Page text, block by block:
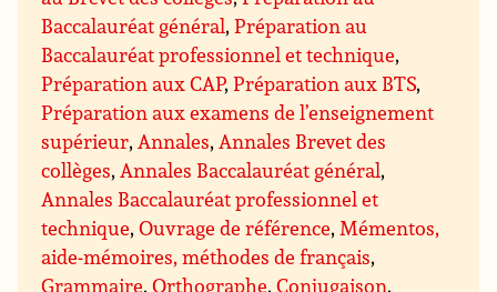
Baccalauréat général,Préparation au
Baccalauréat professionnel et technique,
Préparation aux CAP,Préparation aux BTS,
Préparation aux examens de l’enseignement
supérieur, Annales, Annales Brevet des
collèges, Annales Baccalauréat général,
Annales Baccalauréat professionnel et
technique,Ouvrage de référence, Mémentos,
aide-mémoires, méthodes de français,
Grammaire,Orthographe,Conjugaison,